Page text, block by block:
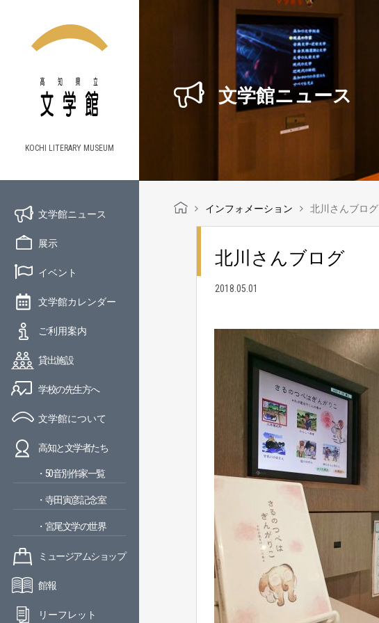
KOCHI LITERARY MUSEUM
文学館ニュース
展示
イベント
文学館カレンダー
ご利用案内
貸出施設
学校の先生方へ
文学館について
高知と文学者たち
・50音別作家一覧
・寺田寅彦記念室
・宮尾文学の世界
ミュージアムショップ
館報
リーフレット
文学館ニュース
インフォメーション 北川さんブログ
北川さんブログ
2018.05.01